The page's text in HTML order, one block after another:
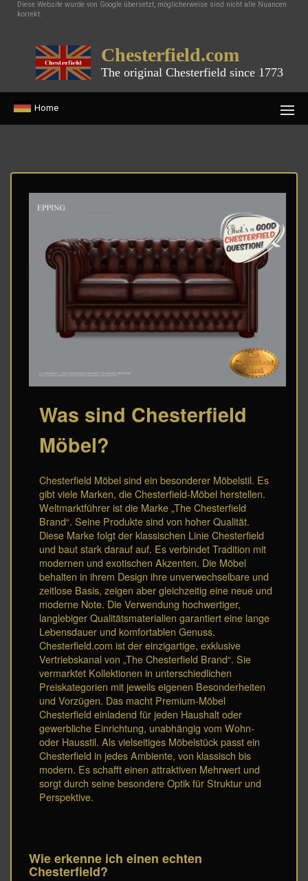
Diese Website wurde von Google übersetzt, möglicherweise sind nicht alle Nuancen
korrekt.
Chesterfield.com
The original Chesterfield since 1773
Home
Was sind Chesterfield
Möbel?
Chesterfield Möbel sind ein besonderer Möbelstil. Es
gibt viele Marken, die Chesterfield-Möbel herstellen.
Weltmarktführer ist die Marke „The Chesterfield
Brand“. Seine Produkte sind von hoher Qualität.
Diese Marke folgt der klassischen Linie Chesterfield
und baut stark darauf auf. Es verbindet Tradition mit
modernen und exotischen Akzenten. Die Möbel
behalten in ihrem Design ihre unverwechselbare und
zeitlose Basis, zeigen aber gleichzeitig eine neue und
moderne Note. Die Verwendung hochwertiger,
langlebiger Qualitätsmaterialien garantiert eine lange
Lebensdauer und komfortablen Genuss.
Chesterfield.com ist der einzigartige, exklusive
Vertriebskanal von „The Chesterfield Brand“. Sie
vermarktet Kollektionen in unterschiedlichen
Preiskategorien mit jeweils eigenen Besonderheiten
und Vorzügen. Das macht Premium-Möbel
Chesterfield einladend für jeden Haushalt oder
gewerbliche Einrichtung, unabhängig vom Wohn-
oder Hausstil. Als vielseitiges Möbelstück passt ein
Chesterfield in jedes Ambiente, von klassisch bis
modern. Es schafft einen attraktiven Mehrwert und
sorgt durch seine besondere Optik für Struktur und
Perspektive.
Wie erkenne ich einen echten
Chesterfield?